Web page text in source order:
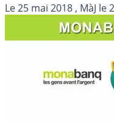
gestion et hors
attribution de bonus
conditions. (Soit un
Le25 mai 2018 , MàJ le